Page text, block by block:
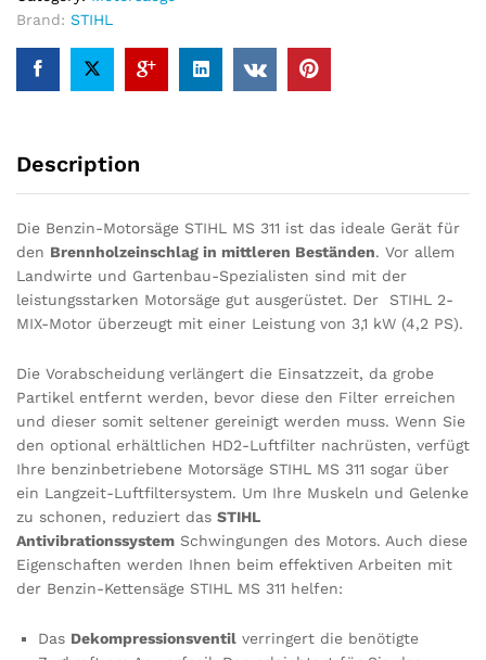
Modell
2024
quantity
Brand: STIHL
Description
Die Benzin-Motorsäge STIHL MS 311 ist das ideale Gerät für
den Brennholzeinschlag in mittleren Beständen. Vor allem
Landwirte und Gartenbau-Spezialisten sind mit der
leistungsstarken Motorsäge gut ausgerüstet. Der STIHL 2-
MIX-Motor überzeugt mit einer Leistung von 3,1 kW (4,2 PS).
Die Vorabscheidung verlängert die Einsatzzeit, da grobe
Partikel entfernt werden, bevor diese den Filter erreichen
und dieser somit seltener gereinigt werden muss. Wenn Sie
den optional erhältlichen HD2-Luftfilter nachrüsten, verfügt
Ihre benzinbetriebene Motorsäge STIHL MS 311 sogar über
ein Langzeit-Luftfiltersystem. Um Ihre Muskeln und Gelenke
zu schonen, reduziert das STIHL
Antivibrationssystem Schwingungen des Motors. Auch diese
Eigenschaften werden Ihnen beim effektiven Arbeiten mit
der Benzin-Kettensäge STIHL MS 311 helfen:
Das Dekompressionsventil verringert die benötigte